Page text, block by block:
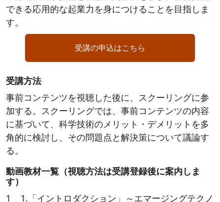
できる応用的な起業力を身につけることを目指しま
す。
受講の申込はこちら
受講方法
事前コンテンツを視聴した後に、スクーリングに参
加する。スクーリングでは、事前コンテンツの内容
に基づいて、科学技術のメリット・デメリットを多
角的に検討し、その問題点と解決策について議論す
る。
動画教材一覧（視聴方法は受講登録後に案内しま
す）
1 1.「イントロダクション」～エマージングテクノ